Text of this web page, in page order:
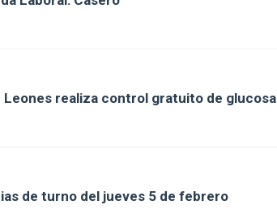
Leones realiza control gratuito de glucosa
de turno del jueves 5 de febrero